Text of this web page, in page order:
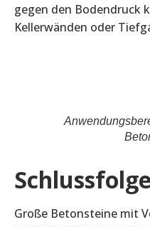
gegen den Bodendruck
Kellerwänden oder
Große Betonsteine mit